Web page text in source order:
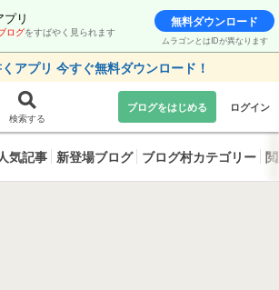
リ
ログをすばやく見られます
無料ダウンロード
ムラゴンとはIDが異なります
アプリ 今すぐ無料ダウンロード！
検索する
ブログをはじめる ログイン
気記事 新登場ブログ ブログ村カテゴリー